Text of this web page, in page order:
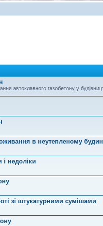
автоклавного газобетону у
в неутепленому
і недоліки
зі штукатурними сумішами